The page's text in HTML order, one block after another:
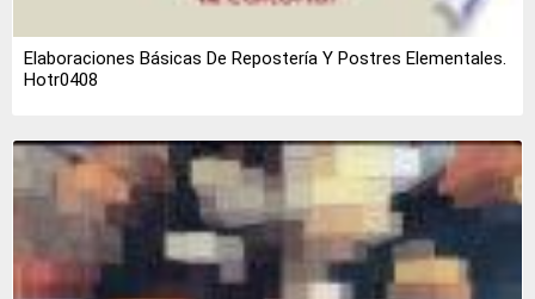
Elaboraciones Básicas De Repostería Y Postres Elementales.
Hotr0408